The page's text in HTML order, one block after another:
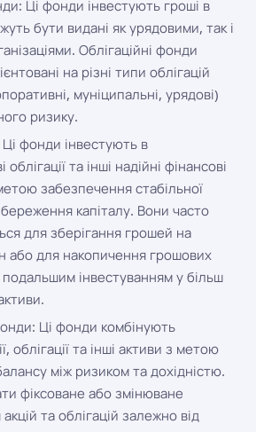
Ці фонди інвестують гроші в
бути видані як урядовими, так і
Облігаційні фонди
на різні типи облігацій
муніципальні, урядові)
ризику.
фонди інвестують в
та інші надійні фінансові
забезпечення стабільної
капіталу. Вони часто
для зберігання грошей на
або для накопичення грошових
інвестуванням у більш
Ці фонди комбінують
облігації та інші активи з метою
між ризиком та дохідністю.
фіксоване або змінюване
та облігацій залежно від